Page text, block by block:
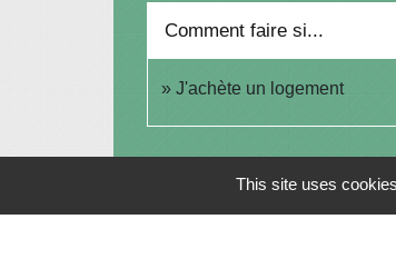
Comment faire si...
J'achète un logement
This site uses